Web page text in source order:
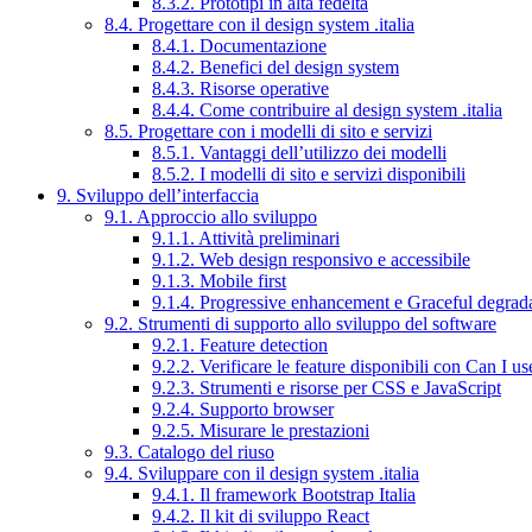
8.4. Progettare con il design system .italia
8.4.1. Documentazione
8.4.2. Benefici del design system
8.4.3. Risorse operative
8.4.4. Come contribuire al design system .italia
8.5. Progettare con i modelli di sito e servizi
8.5.1. Vantaggi dell’utilizzo dei modelli
8.5.2. I modelli di sito e servizi disponibili
9. Sviluppo dell’interfaccia
9.1. Approccio allo sviluppo
9.1.1. Attività preliminari
9.1.2. Web design responsivo e accessibile
9.1.3. Mobile first
9.1.4. Progressive enhancement e Graceful
9.2. Strumenti di supporto allo sviluppo del software
9.2.1. Feature detection
9.2.2. Verificare le feature disponibili con Can I
9.2.3. Strumenti e risorse per CSS e JavaScript
9.2.4. Supporto browser
9.2.5. Misurare le prestazioni
9.3. Catalogo del riuso
9.4. Sviluppare con il design system .italia
9.4.1. Il framework Bootstrap Italia
9.4.2. Il kit di sviluppo React